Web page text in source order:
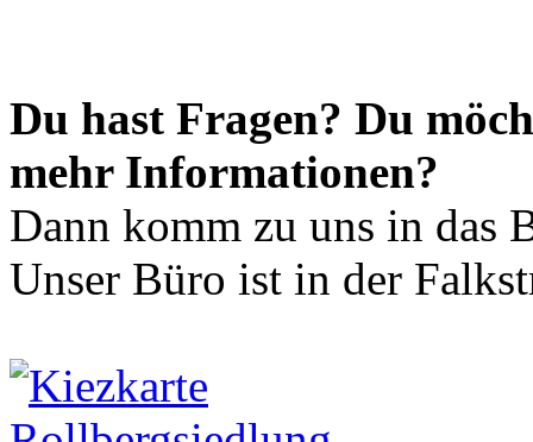
Du hast Fragen? Du
mehr Informationen?
Dann komm zu uns in das
Unser Büro ist in der